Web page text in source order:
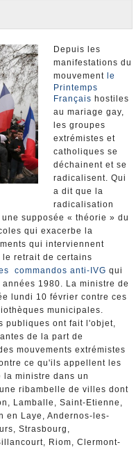
Depuis les
manifestations du
mouvement le
Printemps
Français hostiles
au mariage gay,
les groupes
extrémistes et
catholiques se
déchainent et se
radicalisent. Qui
a dit que la
radicalisation
supposée « théorie » du
qui exacerbe la
qui interviennent
retrait de certains
commandos anti-IVG qui
1980. La ministre de
lundi 10 février contre ces
municipales.
publiques ont fait l'objet,
de la part de
mouvements extrémistes
ce qu'ils appellent les
ministre dans un
ribambelle de villes dont
Lamballe, Saint-Etienne,
en Laye, Andernos-les-
Strasbourg,
Riom, Clermont-